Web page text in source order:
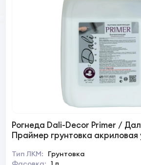
Рогнеда Dali-Decor Primer /
Праймер грунтовка
Тип ЛКМ:
Грунтовка